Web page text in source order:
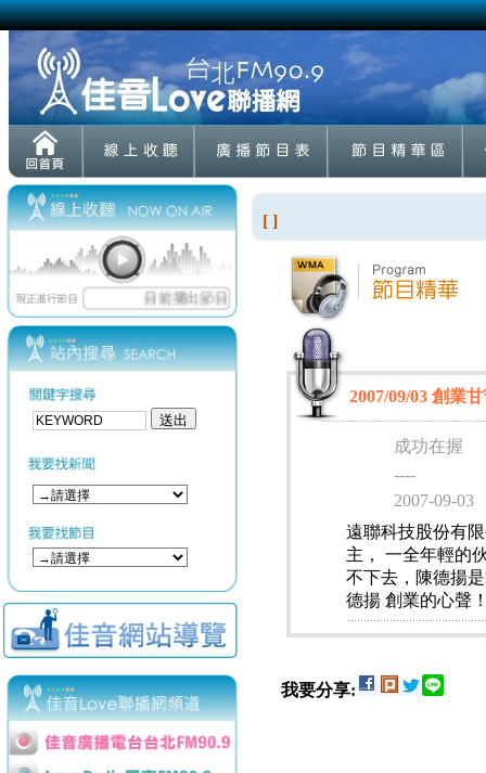
[ ]
2007/09/03 創業
成功在握
----
2007-09-03
遠聯科技股份有
主， 一全年輕的
不下去，陳德揚
德揚 創業的心聲
我要分享: